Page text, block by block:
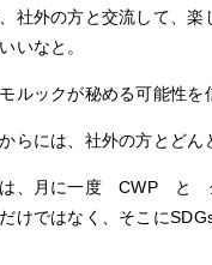
社外の方と交流して、
いなと。
ルックが秘める可能性
らには、社外の方とど
は、月に一度 CWP と
けではなく、そこに